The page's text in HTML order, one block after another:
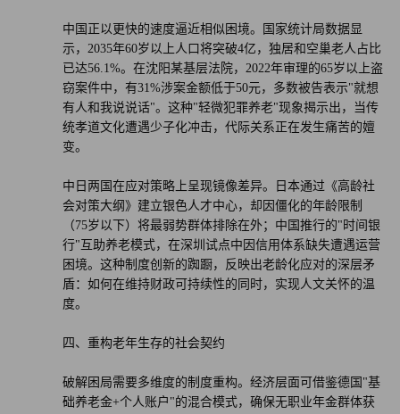
中国正以更快的速度逼近相似困境。国家统计局数据显
示，2035年60岁以上人口将突破4亿，独居和空巢老人占比
已达56.1%。在沈阳某基层法院，2022年审理的65岁以上盗
窃案件中，有31%涉案金额低于50元，多数被告表示"就想
有人和我说说话"。这种"轻微犯罪养老"现象揭示出，当传
统孝道文化遭遇少子化冲击，代际关系正在发生痛苦的嬗
变。
中日两国在应对策略上呈现镜像差异。日本通过《高龄社
会对策大纲》建立银色人才中心，却因僵化的年龄限制
（75岁以下）将最弱势群体排除在外；中国推行的"时间银
行"互助养老模式，在深圳试点中因信用体系缺失遭遇运营
困境。这种制度创新的踟蹰，反映出老龄化应对的深层矛
盾：如何在维持财政可持续性的同时，实现人文关怀的温
度。
四、重构老年生存的社会契约
破解困局需要多维度的制度重构。经济层面可借鉴德国"基
础养老金+个人账户"的混合模式，确保无职业年金群体获